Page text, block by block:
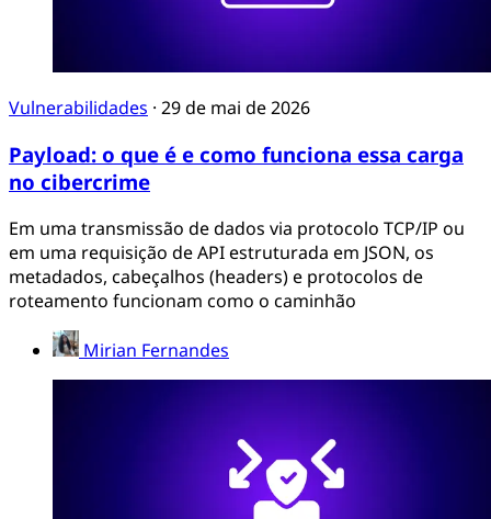
Vulnerabilidades · 29 de mai de 2026
Payload: o que é e como funciona essa carga
no cibercrime
Em uma transmissão de dados via protocolo TCP/IP ou
em uma requisição de API estruturada em JSON, os
metadados, cabeçalhos (headers) e protocolos de
roteamento funcionam como o caminhão
Mirian Fernandes